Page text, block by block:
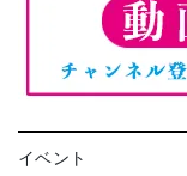
イベント